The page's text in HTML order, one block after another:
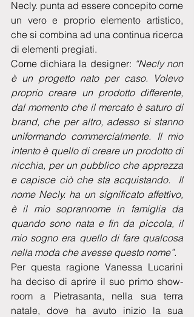
Necly. punta ad essere concepito come
un vero e proprio elemento artistico,
che si combina ad una continua ricerca
di elementi pregiati.
Come dichiara la designer: “Necly non
è un progetto nato per caso. Volevo
proprio creare un prodotto differente,
dal momento che il mercato è saturo di
brand, che per altro, adesso si stanno
uniformando commercialmente. Il mio
intento è quello di creare un prodotto di
nicchia, per un pubblico che apprezza
e capisce ciò che sta acquistando.  Il
nome Necly. ha un significato affettivo,
è il mio soprannome in famiglia da
quando sono nata e fin da piccola, il
mio sogno era quello di fare qualcosa
nella moda che avesse questo nome”.
Per questa ragione Vanessa Lucarini
ha deciso di aprire il suo primo show-
room a Pietrasanta, nella sua terra
natale, dove ha avuto inizio la sua